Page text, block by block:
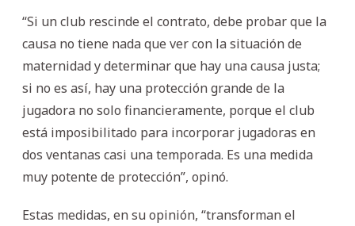
“Si un club rescinde el contrato, debe probar que la
causa no tiene nada que ver con la situación de
maternidad y determinar que hay una causa justa;
si no es así, hay una protección grande de la
jugadora no solo financieramente, porque el club
está imposibilitado para incorporar jugadoras en
dos ventanas casi una temporada. Es una medida
muy potente de protección”, opinó.
Estas medidas, en su opinión, “transforman el